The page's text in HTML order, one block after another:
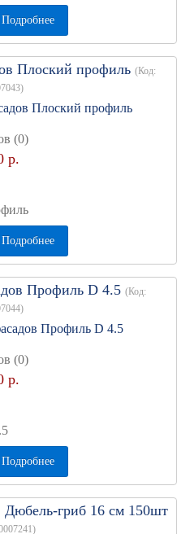
Подробнее
Плоский профиль (Код:
)
(0)
р.
Подробнее
Профиль D 4.5 (Код:
)
(0)
р.
Подробнее
Дюбель-гриб 16 см 150шт
)